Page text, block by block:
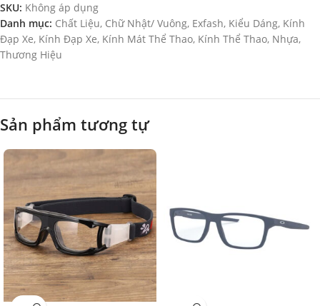
SKU: Không áp dụng
Danh mục: Chất Liệu, Chữ Nhật/ Vuông, Exfash, Kiểu Dáng, Kính
Đạp Xe, Kính Đạp Xe, Kính Mát Thể Thao, Kính Thể Thao, Nhựa,
Thương Hiệu
Sản phẩm tương tự